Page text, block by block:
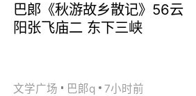
巴郞《秋游故乡散记》56云
阳张飞庙二 东下三峡
文学广场 巴郞q 7小时前